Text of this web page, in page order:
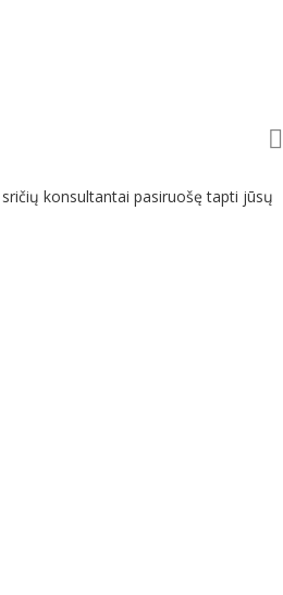
konsultantai pasiruošę tapti jūsų